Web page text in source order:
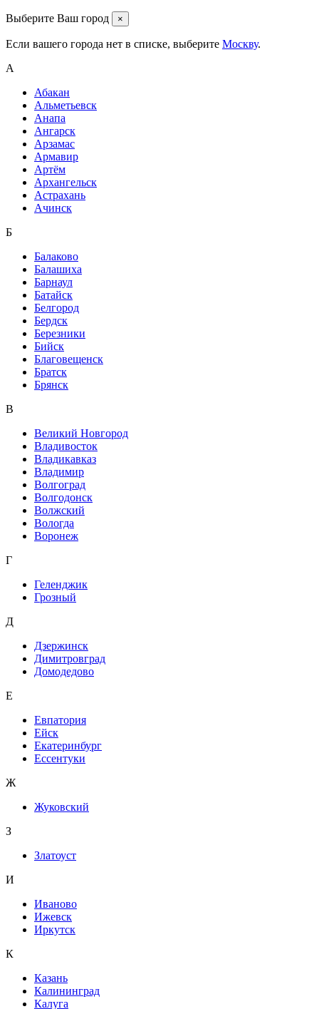
Выберите Ваш город ×
Если вашего города нет в списке, выберите Москву.
А
Абакан
Альметьевск
Анапа
Ангарск
Арзамас
Армавир
Артём
Архангельск
Астрахань
Ачинск
Б
Балаково
Балашиха
Барнаул
Батайск
Белгород
Бердск
Березники
Бийск
Благовещенск
Братск
Брянск
В
Великий Новгород
Владивосток
Владикавказ
Владимир
Волгоград
Волгодонск
Волжский
Вологда
Воронеж
Г
Геленджик
Грозный
Д
Дзержинск
Димитровград
Домодедово
Е
Евпатория
Ейск
Екатеринбург
Ессентуки
Ж
Жуковский
З
Златоуст
И
Иваново
Ижевск
Иркутск
К
Казань
Калининград
Калуга